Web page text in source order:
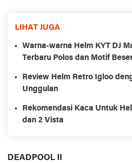
LIHAT JUGA
Warna-warna Helm KYT DJ
Terbaru Polos dan Motif
Review Helm Retro Igloo
Unggulan
Rekomendasi Kaca Untuk
dan 2 Vista
DEADPOOL II